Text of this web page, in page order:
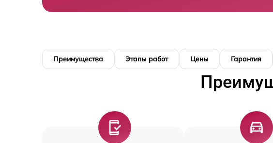
Преимущества Этапы работ Цены Гарантия